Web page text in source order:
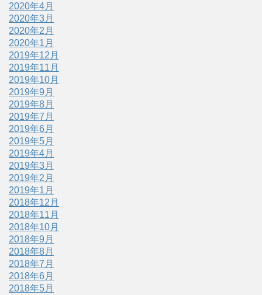
2020年4月
2020年3月
2020年2月
2020年1月
2019年12月
2019年11月
2019年10月
2019年9月
2019年8月
2019年7月
2019年6月
2019年5月
2019年4月
2019年3月
2019年2月
2019年1月
2018年12月
2018年11月
2018年10月
2018年9月
2018年8月
2018年7月
2018年6月
2018年5月